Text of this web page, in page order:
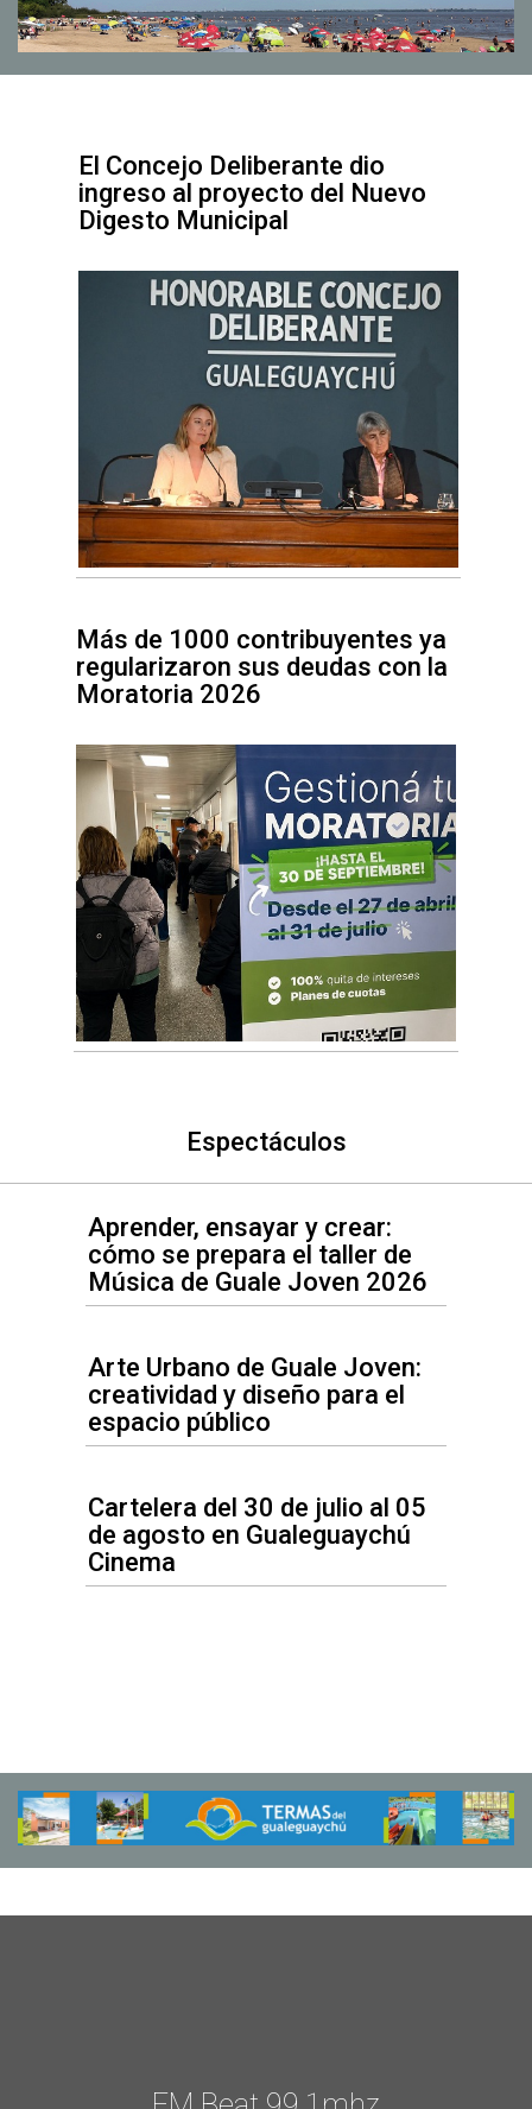
El Concejo Deliberante dio
ingreso al proyecto del Nuevo
Digesto Municipal
Más de 1000 contribuyentes ya
regularizaron sus deudas con la
Moratoria 2026
Espectáculos
Aprender, ensayar y crear:
cómo se prepara el taller de
Música de Guale Joven 2026
Arte Urbano de Guale Joven:
creatividad y diseño para el
espacio público
Cartelera del 30 de julio al 05
de agosto en Gualeguaychú
Cinema